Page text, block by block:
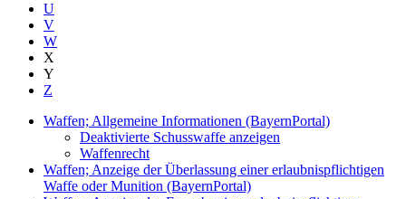
U
V
W
X
Y
Z
Waffen; Allgemeine Informationen (BayernPortal)
Deaktivierte Schusswaffe anzeigen
Waffenrecht
Waffen; Anzeige der Überlassung einer erlaubnispflichtigen
Waffe oder Munition (BayernPortal)